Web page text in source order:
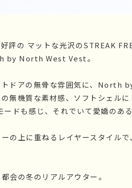
評の マットな光沢のSTREAK
by North West Vest。
トドアの無骨な雰囲気に、North
無機質な素材感、ソフトシェル
ードも感じ、それでいて愛嬌のあ
の上に重ねるレイヤースタイル
会の冬のリアルアウター。